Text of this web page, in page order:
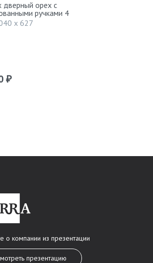
орех с
ручками 4
x 627
₽
о компании из презентации
презентацию